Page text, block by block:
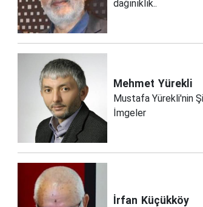
dağınıklık..
Mehmet Yürekli
Mustafa Yürekli'nin
İmgeler
İrfan Küçükköy